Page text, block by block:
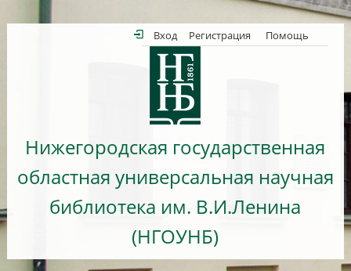
Вход Регистрация Помощь
Нижегородская государственная
областная универсальная научная
библиотека им. В.И.Ленина
(НГОУНБ)